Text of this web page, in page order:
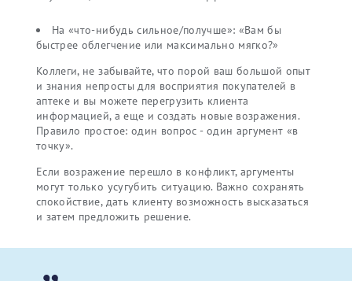
На «что-нибудь сильное/получше»: «Вам бы
быстрее облегчение или максимально мягко?»
Коллеги, не забывайте, что порой ваш большой опыт
и знания непросты для восприятия покупателей в
аптеке и вы можете перегрузить клиента
информацией, а еще и создать новые возражения.
Правило простое: один вопрос - один аргумент «в
точку».
Если возражение перешло в конфликт, аргументы
могут только усугубить ситуацию. Важно сохранять
спокойствие, дать клиенту возможность высказаться
и затем предложить решение.